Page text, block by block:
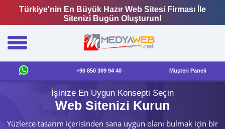
Türkiye'nin En Büyük Hazır Web Sitesi Firması İle
Sitenizi Bugün Oluşturun!
+90 850 309 94 40 Müşteri Paneli
İşinize En Uygun Konsepti Seçin
Web Sitenizi Kurun
Yüzlerce tasarım içerisinden sana uygun olanı bulmak için bir